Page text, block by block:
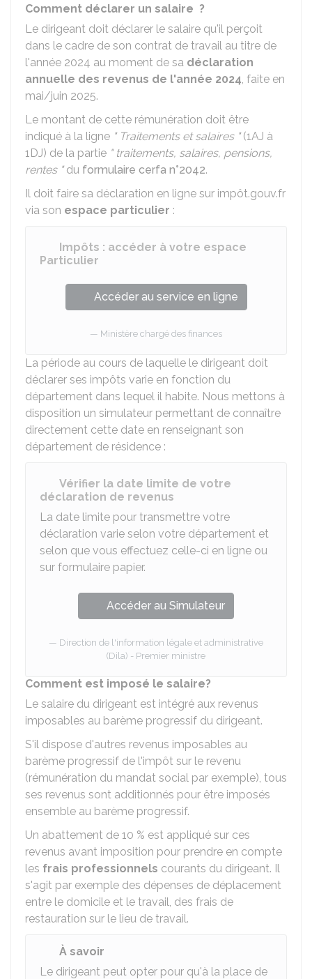
Comment déclarer un salaire ?
Le dirigeant doit déclarer le salaire qu'il perçoit
dans le cadre de son contrat de travail au titre de
l'année 2024 au moment de sa déclaration
annuelle des revenus de l'année 2024, faite en
mai/juin 2025.
Le montant de cette rémunération doit être
indiqué à la ligne " Traitements et salaires "(1AJ à
1DJ) de la partie " traitements, salaires, pensions,
rentes "du formulaire cerfa n°2042.
Il doit faire sa déclaration en ligne sur impôt.gouv.fr
via son espace particulier :
Impôts : accéder à votre espace
Particulier
Accéder au service en ligne
Ministère chargé des finances
La période au cours de laquelle le dirigeant doit
déclarer ses impôts varie en fonction du
département dans lequel il habite. Nous mettons à
disposition un simulateur permettant de connaître
directement cette date en renseignant son
département de résidence :
Vérifier la date limite de votre
déclaration de revenus
La date limite pour transmettre votre
déclaration varie selon votre département et
selon que vous effectuez celle-ci en ligne ou
sur formulaire papier.
Accéder au Simulateur
Direction de l'information légale et administrative
(Dila) - Premier ministre
Comment est imposé le salaire?
Le salaire du dirigeant est intégré aux revenus
imposables au barème progressif du dirigeant.
S'il dispose d'autres revenus imposables au
barème progressif de l'impôt sur le revenu
(rémunération du mandat social par exemple), tous
ses revenus sont additionnés pour être imposés
ensemble au barème progressif.
Un abattement de 10 % est appliqué sur ces
revenus avant imposition pour prendre en compte
les frais professionnels courants du dirigeant. Il
s'agit par exemple des dépenses de déplacement
entre le domicile et le travail, des frais de
restauration sur le lieu de travail.
À savoir
Le dirigeant peut opter pour qu'à la place de